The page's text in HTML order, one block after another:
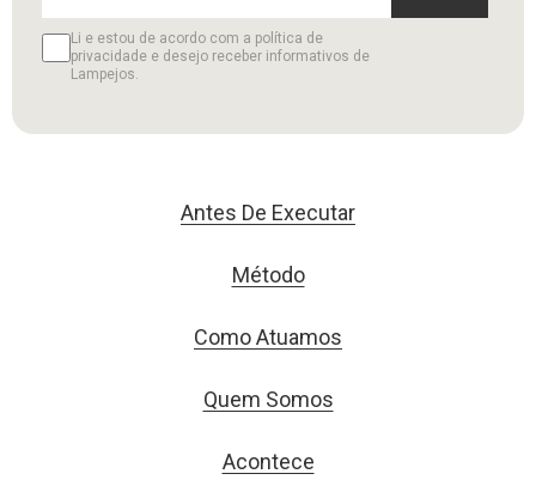
Li e estou de acordo com a política de
privacidade e desejo receber informativos de
Lampejos.
Antes De Executar
Método
Como Atuamos
Quem Somos
Acontece